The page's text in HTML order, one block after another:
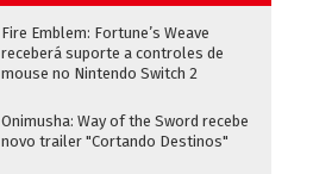
Fire Emblem: Fortune’s Weave
receberá suporte a controles de
mouse no Nintendo Switch 2
Onimusha: Way of the Sword recebe
novo trailer "Cortando Destinos"